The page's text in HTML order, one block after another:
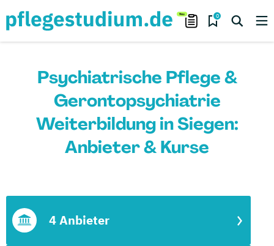
0
Psychiatrische Pflege &
Gerontopsychiatrie
Weiterbildung in Siegen:
Anbieter & Kurse
4 Anbieter